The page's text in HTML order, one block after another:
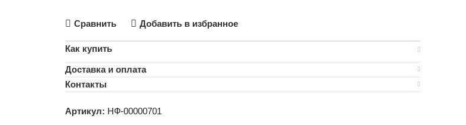
Сравнить Добавить в избранное
Как купить
Доставка и оплата
Контакты
Артикул: НФ-00000701